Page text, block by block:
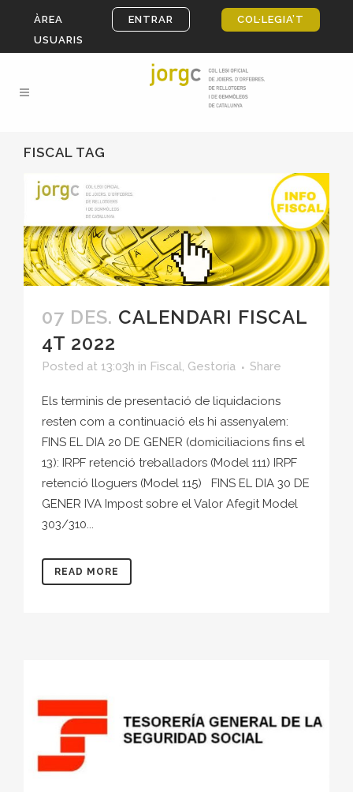
ÀREA
USUARIS
ENTRAR COL·LEGIA’T
FISCAL TAG
07 DES. CALENDARI FISCAL
4T 2022
Posted at 13:03h in Fiscal, Gestoria Share
Els terminis de presentació de liquidacions
resten com a continuació els hi assenyalem:
FINS EL DIA 20 DE GENER (domiciliacions fins el
13): IRPF retenció treballadors (Model 111) IRPF
retenció lloguers (Model 115) FINS EL DIA 30 DE
GENER IVA Impost sobre el Valor Afegit Model
303/310...
READ MORE